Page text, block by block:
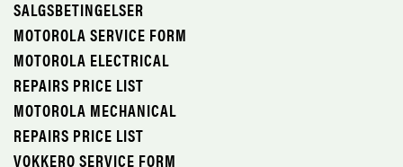
SALGSBETINGELSER
MOTOROLA SERVICE FORM
MOTOROLA ELECTRICAL
REPAIRS PRICE LIST
MOTOROLA MECHANICAL
REPAIRS PRICE LIST
VOKKERO SERVICE FORM